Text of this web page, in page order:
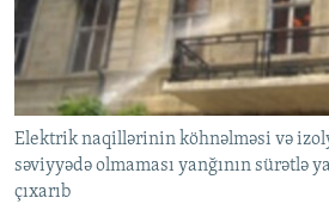
KARIKATURA
İSLAM VƏ DEMOKRATIYA
İZ - MƏDƏNIYYƏT PROQRAMI
PEŞƏ ETIKASI VƏ JURNALISTIKA
MATERIALLARIMIZDAN ISTIFADƏ
AZADLIQRADIOSU MOBIL TELEFONUNUZDA
BIZIMLƏ ƏLAQƏ
XƏBƏR BÜLLETENLƏRIMIZ
RFE/RL-in bütün saytları
Elektrik naqillərinin köhnəlməsi və
səviyyədə olmaması yanğının sürətlə
çıxarıb